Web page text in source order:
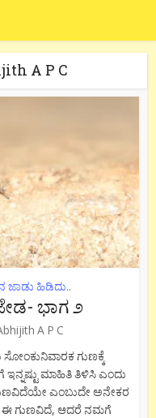
A P C
ಜಾಡು ಹಿಡಿದು..
ಭಾಗ ೨
A P C
ಗುಣಕ್ಕೆ
ಮಾಹಿತಿ ತಿಳಿಸಿ ಎಂದು
ಎಂಬುದೇ ಅನೇಕರ
ಈ ಗುಣವಿದೆ, ಆದರೆ ನಮಗೆ